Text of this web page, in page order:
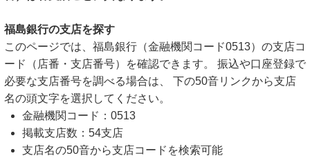
福島銀行の支店を探す
このページでは、福島銀行（金融機関コード0513）の支店コ
ード（店番・支店番号）を確認できます。 振込や口座登録で
必要な支店番号を調べる場合は、 下の50音リンクから支店
名の頭文字を選択してください。
金融機関コード：0513
掲載支店数：54支店
支店名の50音から支店コードを検索可能